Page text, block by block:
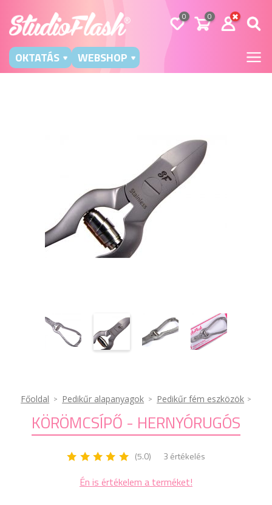
0 0
OKTATÁS WEBSHOP
Főoldal Pedikűr alapanyagok Pedikűr fém eszközök
KÖRÖMCSÍPŐ - HERNYÓRUGÓS
(5.0) 3 értékelés
Én is értékelem a terméket!